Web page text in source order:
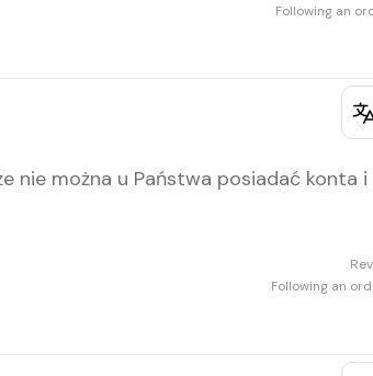
Following an
nie można u Państwa posiadać konta
Following an